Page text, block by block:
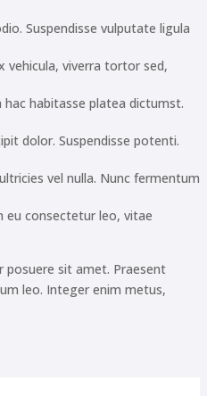
Suspendisse vulputate ligula
vehicula, viverra tortor sed,
habitasse platea dictumst.
dolor. Suspendisse potenti.
vel nulla. Nunc fermentum
eu consectetur leo, vitae
posuere sit amet. Praesent
leo. Integer enim metus,